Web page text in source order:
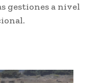
gestiones a nivel